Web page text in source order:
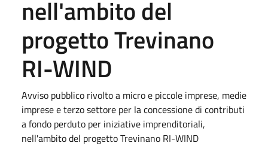
nell'ambito del
progetto Trevinano
RI-WIND
Avviso pubblico rivolto a micro e piccole imprese, medie
imprese e terzo settore per la concessione di contributi
a fondo perduto per iniziative imprenditoriali,
nell'ambito del progetto Trevinano RI-WIND